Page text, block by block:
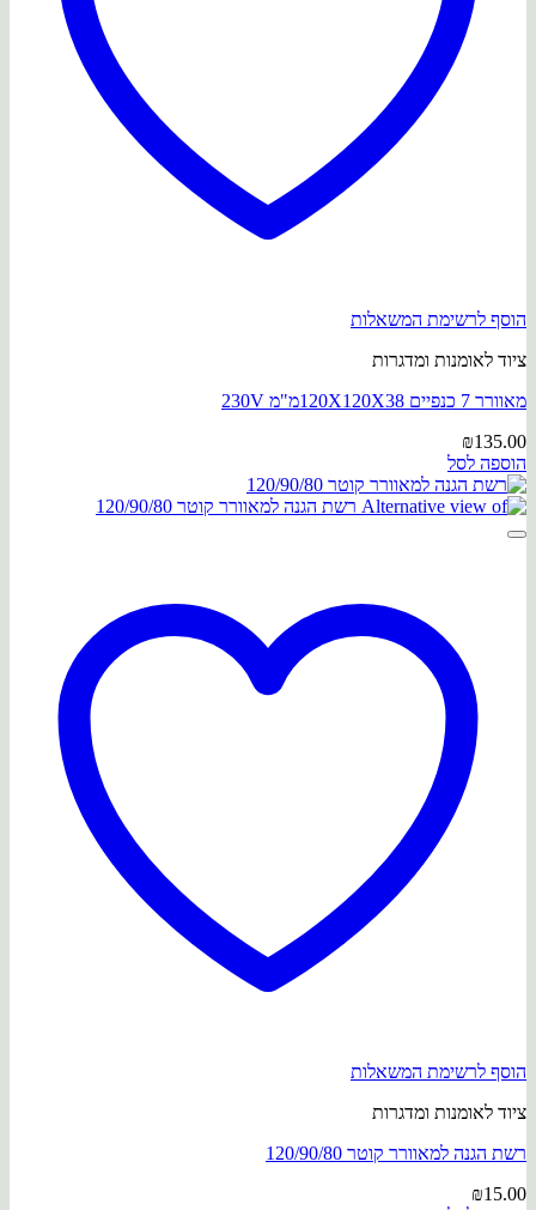
הוסף לרשימת המשאלות
ציוד לאומנות ומדגרות
מאוורר 7 כנפיים 120X120X38מ"מ 230V
₪135.00
הוספה לסל
הוסף לרשימת המשאלות
ציוד לאומנות ומדגרות
רשת הגנה למאוורר קוטר 120/90/80
₪15.00